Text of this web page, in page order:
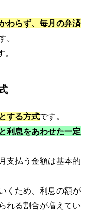
わらず、毎月の弁済
。
する方式です。
利息をあわせた一定
支払う金額は基本的
くため、利息の額が
れる割合が増えてい